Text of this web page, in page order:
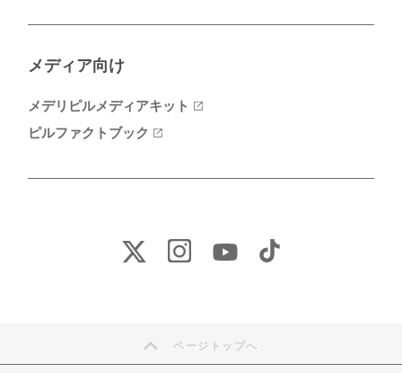
メディア向け
メデリピルメディアキット
ピルファクトブック
ページトップへ